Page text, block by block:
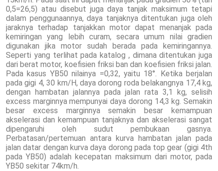
0,5=26,5) atau disebut juga daya tanjak maksimum tetapi
dalam penggunaannya, daya tanjaknya ditentukan juga oleh
jaraknya terhadap tanjakkan motor dapat menanjak pada
kemiringan yang lebih curam, secara umum nilai gradien
digunakan jika motor sudah berada pada kemiringannya.
Seperti yang terlihat pada katalog , dimana ditentukan juga
dari berat motor, koefisien friksi ban dan koefisien friksi jalan.
Pada kasus YB50 nilainya =0,32, yaitu 18°. Ketika berjalan
pada gigi 4, 30 km/H, daya dorong roda belakangnya 17,4 kg,
dengan hambatan jalannya pada jalan rata 3,1 kg, selisih
excess marginnya mempunyai daya dorong 14,3 kg. Semakin
besar excess marginnya semakin besar kemampuan
akselerasi dan kemampuan tanjaknya dan akselerasi sangat
dipengaruhi oleh sudut pembukaan gasnya.
Perbatasan/pertemuan antara kurva hambatan jalan pada
jalan datar dengan kurva daya dorong pada top gear (gigi 4th
pada YB50) adalah kecepatan maksimum dari motor, pada
YB50 sekitar 74km/h.